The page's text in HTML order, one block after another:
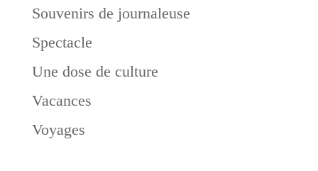
Souvenirs de journaleuse
Spectacle
Une dose de culture
Vacances
Voyages